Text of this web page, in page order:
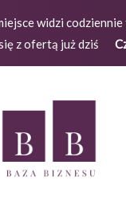
widzi
z ofertą już dziś